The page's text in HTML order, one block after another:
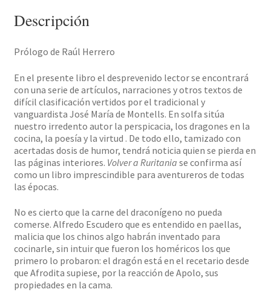
lectura
lo
cantidad
Descripción
Prólogo de Raúl Herrero
En el presente libro el desprevenido lector se encontrará
con una serie de artículos, narraciones y otros textos de
difícil clasificación vertidos por el tradicional y
vanguardista José María de Montells. En solfa sitúa
nuestro irredento autor la perspicacia, los dragones en la
cocina, la poesía y la virtud . De todo ello, tamizado con
acertadas dosis de humor, tendrá noticia quien se pierda en
las páginas interiores. Volver a Ruritania se confirma así
como un libro imprescindible para aventureros de todas
las épocas.
No es cierto que la carne del draconígeno no pueda
comerse. Alfredo Escudero que es entendido en paellas,
malicia que los chinos algo habrán inventado para
cocinarle, sin intuir que fueron los homéricos los que
primero lo probaron: el dragón está en el recetario desde
que Afrodita supiese, por la reacción de Apolo, sus
propiedades en la cama.